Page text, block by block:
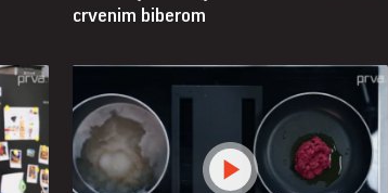
crvenim biberom